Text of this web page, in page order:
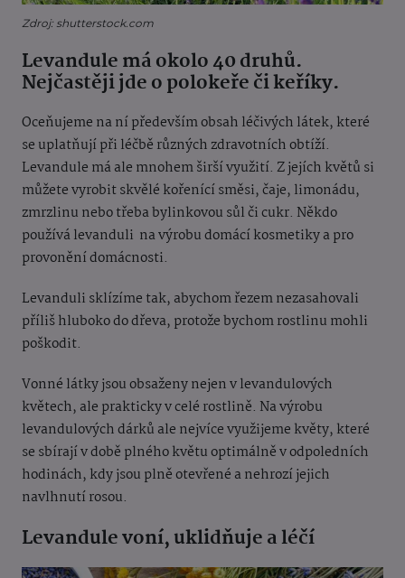
Zdroj: shutterstock.com
Levandule má okolo 40 druhů.
Nejčastěji jde o polokeře či keříky.
Oceňujeme na ní především obsah léčivých látek, které
se uplatňují při léčbě různých zdravotních obtíží.
Levandule má ale mnohem širší využití. Z jejích květů si
můžete vyrobit skvělé kořenící směsi, čaje, limonádu,
zmrzlinu nebo třeba bylinkovou sůl či cukr. Někdo
používá levanduli na výrobu domácí kosmetiky a pro
provonění domácnosti.
Levanduli sklízíme tak, abychom řezem nezasahovali
příliš hluboko do dřeva, protože bychom rostlinu mohli
poškodit.
Vonné látky jsou obsaženy nejen v levandulových
květech, ale prakticky v celé rostlině. Na výrobu
levandulových dárků ale nejvíce využijeme květy, které
se sbírají v době plného květu optimálně v odpoledních
hodinách, kdy jsou plně otevřené a nehrozí jejich
navlhnutí rosou.
Levandule voní, uklidňuje a léčí